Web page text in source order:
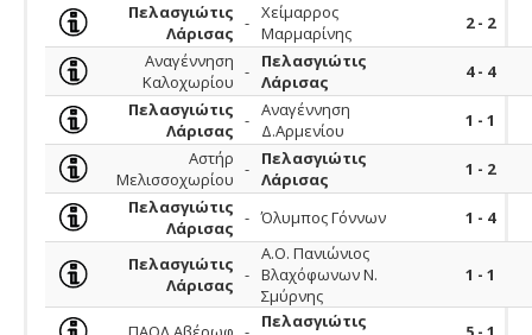
Πελασγιώτις
Λάρισας - Χείμαρρος
Μαρμαρίνης
2 - 2
Αναγέννηση
Καλοχωρίου -
Πελασγιώτις
Λάρισας
4 - 4
Πελασγιώτις
Λάρισας - Αναγέννηση
Δ.Αρμενίου
1 - 1
Αστήρ
Μελισσοχωρίου -
Πελασγιώτις
Λάρισας
1 - 2
Πελασγιώτις
Λάρισας - Όλυμπος Γόννων 1 - 4
Πελασγιώτις
Λάρισας -
Α.Ο. Πανιώνιος
Βλαχόφωνων Ν.
Σμύρνης
1 - 1
Πελασγιώτις